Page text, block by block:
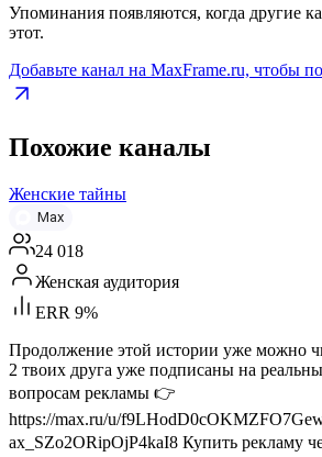
Упоминания появляются, когда другие
этот.
Добавьте канал на MaxFrame.ru, чтобы
Похожие каналы
Женские тайны
Max
24 018
Женская аудитория
ERR 9%
Продолжение этой истории уже можно
2 твоих друга уже подписаны на
вопросам рекламы 👉
https://max.ru/u/
ax_SZo2ORipOjP4kaI8 Купить рекламу